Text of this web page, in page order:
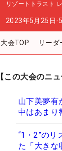
リゾートトラスト
2023年5月25日-
大会TOP リーダ
【この大会のニュ
山下美夢有
中はあまり
“1・2”の
た「大きな